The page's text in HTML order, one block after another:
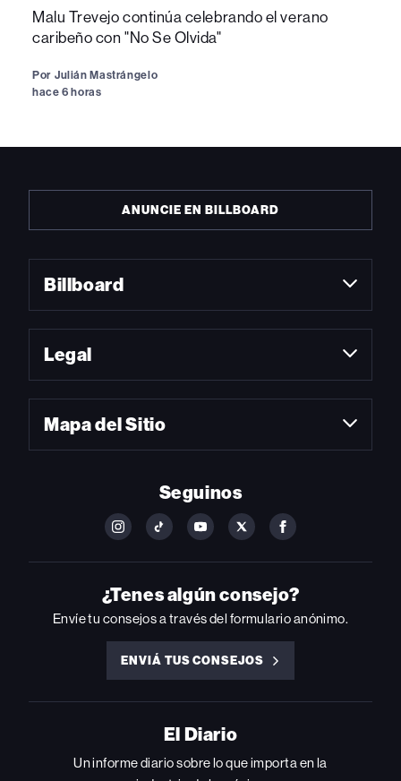
Malu Trevejo continúa celebrando el verano
caribeño con "No Se Olvida"
Por Julián Mastrángelo
hace 6 horas
ANUNCIE EN BILLBOARD
Billboard
Legal
Mapa del Sitio
Seguinos
FOLLOW
ON
INSTAGRAM
FOLLOW
ON
YOUTUBE
FOLLOW
ON
YOUTUBE
FOLLOW
ON
FOLLOW
ON
FACEBOOK
¿Tenes algún consejo?
Envíe tu consejos a través del formulario anónimo.
ENVIÁ TUS CONSEJOS
ENVIÁ
CONSEJOS
El Diario
Un informe diario sobre lo que importa en la